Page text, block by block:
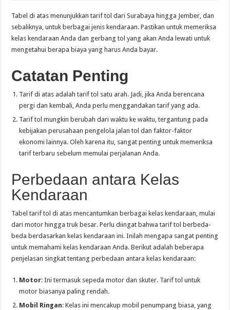
Tabel di atas menunjukkan tarif tol dari Surabaya hingga Jember, dan
sebaliknya, untuk berbagai jenis kendaraan. Pastikan untuk memeriksa
kelas kendaraan Anda dan gerbang tol yang akan Anda lewati untuk
mengetahui berapa biaya yang harus Anda bayar.
Catatan Penting
Tarif di atas adalah tarif tol satu arah. Jadi, jika Anda berencana
pergi dan kembali, Anda perlu menggandakan tarif yang ada.
Tarif tol mungkin berubah dari waktu ke waktu, tergantung pada
kebijakan perusahaan pengelola jalan tol dan faktor-faktor
ekonomi lainnya. Oleh karena itu, sangat penting untuk memeriksa
tarif terbaru sebelum memulai perjalanan Anda.
Perbedaan antara Kelas
Kendaraan
Tabel tarif tol di atas mencantumkan berbagai kelas kendaraan, mulai
dari motor hingga truk besar. Perlu diingat bahwa tarif tol berbeda-
beda berdasarkan kelas kendaraan ini. Inilah mengapa sangat penting
untuk memahami kelas kendaraan Anda. Berikut adalah beberapa
penjelasan singkat tentang perbedaan antara kelas kendaraan:
Motor: Ini termasuk sepeda motor dan skuter. Tarif tol untuk
motor biasanya paling rendah.
Mobil Ringan: Kelas ini mencakup mobil penumpang biasa, yang